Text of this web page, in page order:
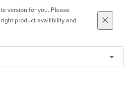
version for you. Please
product availibility and